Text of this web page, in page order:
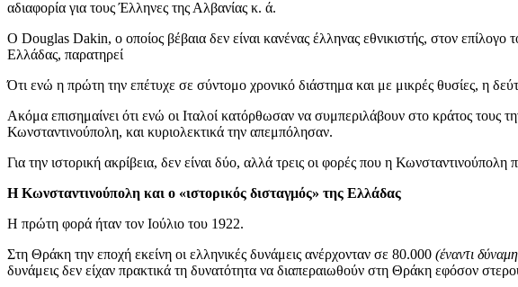
αδιαφορία για τους Έλληνες της Αλβανίας κ. ά.
Ο Douglas Dakin, ο οποίος βέβαια δεν είναι κανένας έλληνας εθνικιστής, στον
Ελλάδας, παρατηρεί
Ότι ενώ η πρώτη την επέτυχε σε σύντομο χρονικό διάστημα και με μικρές θυσίες, η
Ακόμα επισημαίνει ότι ενώ οι Ιταλοί κατόρθωσαν να συμπεριλάβουν στο κράτος
Κωνσταντινούπολη, και κυριολεκτικά την απεμπόλησαν.
Για την ιστορική ακρίβεια, δεν είναι δύο, αλλά τρεις οι φορές που η
Η Κωνσταντινούπολη και ο «ιστορικός δισταγμός» της Ελλάδας
Η πρώτη φορά ήταν τον Ιούλιο του 1922.
Στη Θράκη την εποχή εκείνη οι ελληνικές δυνάμεις ανέρχονταν σε 80.000 (έναντι
δυνάμεις δεν είχαν πρακτικά τη δυνατότητα να διαπεραιωθούν στη Θράκη εφόσον